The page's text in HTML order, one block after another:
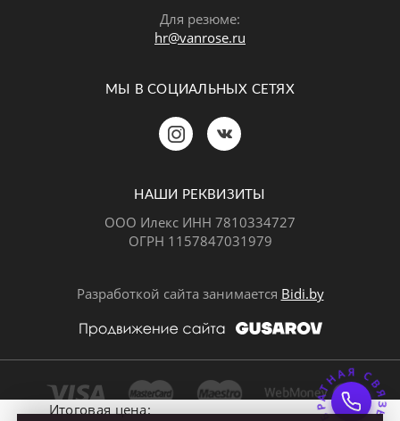
Итоговая цена:
Для резюме:
hr@vanrose.ru
МЫ В СОЦИАЛЬНЫХ СЕТЯХ
НАШИ РЕКВИЗИТЫ
ООО Илекс ИНН 7810334727
ОГРН 1157847031979
Разработкой сайта занимается Bidi.by
Позвонить Telegram
Почта